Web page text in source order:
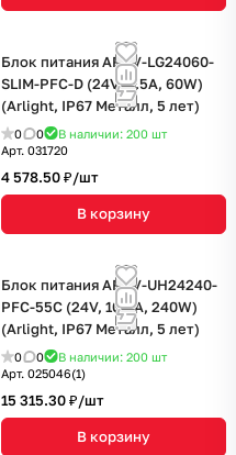
Блок питания ARPV-LG24060-
SLIM-PFC-D (24V, 2.5A, 60W)
(Arlight, IP67 Металл, 5 лет)
0 0 В наличии: 200 шт
Арт. 031720
4 578.50 ₽/шт
В корзину
Блок питания ARPV-UH24240-
PFC-55C (24V, 10.0A, 240W)
(Arlight, IP67 Металл, 5 лет)
0 0 В наличии: 200 шт
Арт. 025046(1)
15 315.30 ₽/шт
В корзину